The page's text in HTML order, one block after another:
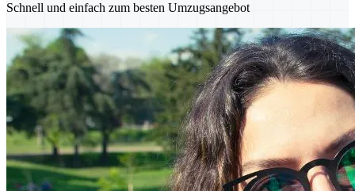
Schnell und einfach zum besten Umzugsangebot